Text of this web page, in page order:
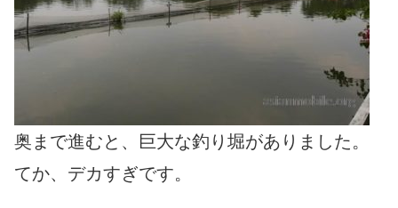
奥まで進むと、巨大な釣り堀がありました。
てか、デカすぎです。